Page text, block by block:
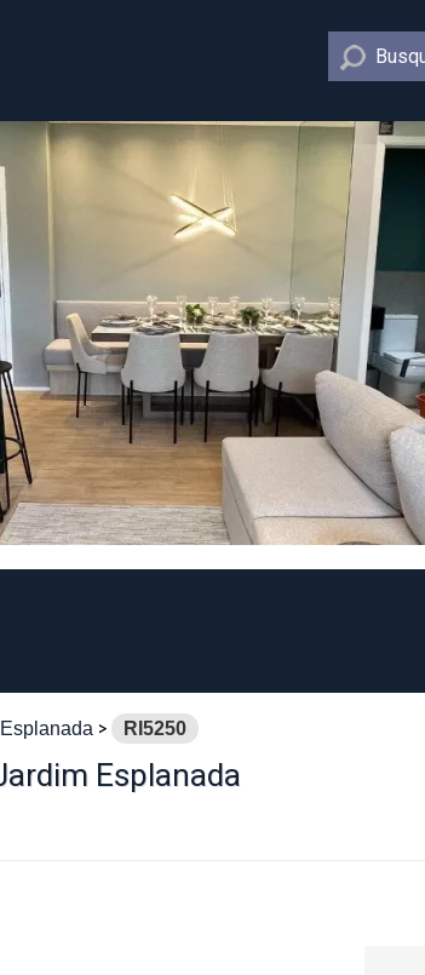
RI5250
Esplanada